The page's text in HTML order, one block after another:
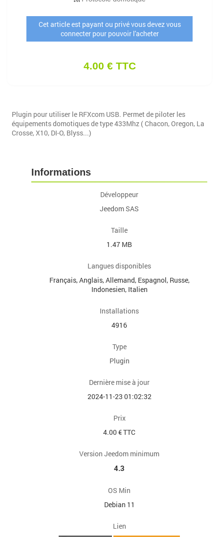
Cet article est payant ou privé vous devez vous
connecter pour pouvoir l'acheter
4.00 € TTC
Plugin pour utiliser le RFXcom USB. Permet de piloter les
équipements domotiques de type 433Mhz ( Chacon, Oregon, La
Crosse, X10, DI-O, Blyss...)
Informations
Développeur
Jeedom SAS
Taille
1.47 MB
Langues disponibles
Français, Anglais, Allemand, Espagnol, Russe,
Indonesien, Italien
Installations
4916
Type
Plugin
Dernière mise à jour
2024-11-23 01:02:32
Prix
4.00 € TTC
Version Jeedom minimum
4.3
OS Min
Debian 11
Lien